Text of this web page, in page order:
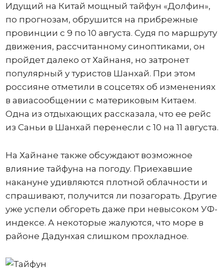
Идущий на Китай мощный тайфун «Долфин»,
по прогнозам, обрушится на прибрежные
провинции с 9 по 10 августа. Судя по маршруту
движения, рассчитанному синоптиками, он
пройдет далеко от Хайнаня, но затронет
популярный у туристов Шанхай. При этом
россияне отметили в соцсетях об изменениях
в авиасообщении с материковым Китаем.
Одна из отдыхающих рассказала, что ее рейс
из Саньи в Шанхай перенесли с 10 на 11 августа.
На Хайнане также обсуждают возможное
влияние тайфуна на погоду. Приехавшие
накануне удивляются плотной облачности и
спрашивают, получится ли позагорать. Другие
уже успели обгореть даже при невысоком УФ-
индексе. А некоторые жалуются, что море в
районе Дадунхая слишком прохладное.